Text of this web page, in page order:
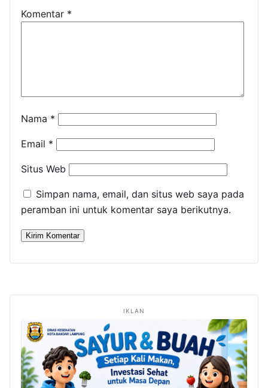
Komentar *
Nama *
Email *
Situs Web
Simpan nama, email, dan situs web saya pada
peramban ini untuk komentar saya berikutnya.
IKLAN